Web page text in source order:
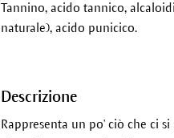
Tannino, acido tannico,
naturale), acido punicico.
Descrizione
Rappresenta un po' ciò che ci